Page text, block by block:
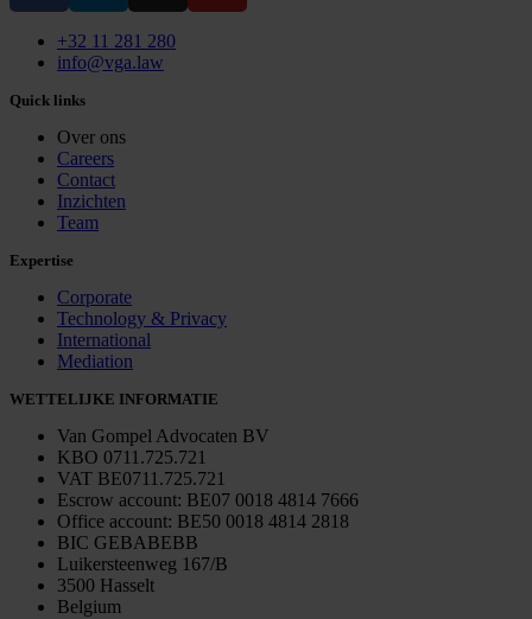
+32 11 281 280
info@vga.law
Quick links
Over ons
Careers
Contact
Inzichten
Team
Expertise
Corporate
Technology & Privacy
International
Mediation
WETTELIJKE INFORMATIE
Van Gompel Advocaten BV
KBO 0711.725.721
VAT BE0711.725.721
Escrow account: BE07 0018 4814 7666
Office account: BE50 0018 4814 2818
BIC GEBABEBB
Luikersteenweg 167/B
3500 Hasselt
Belgium